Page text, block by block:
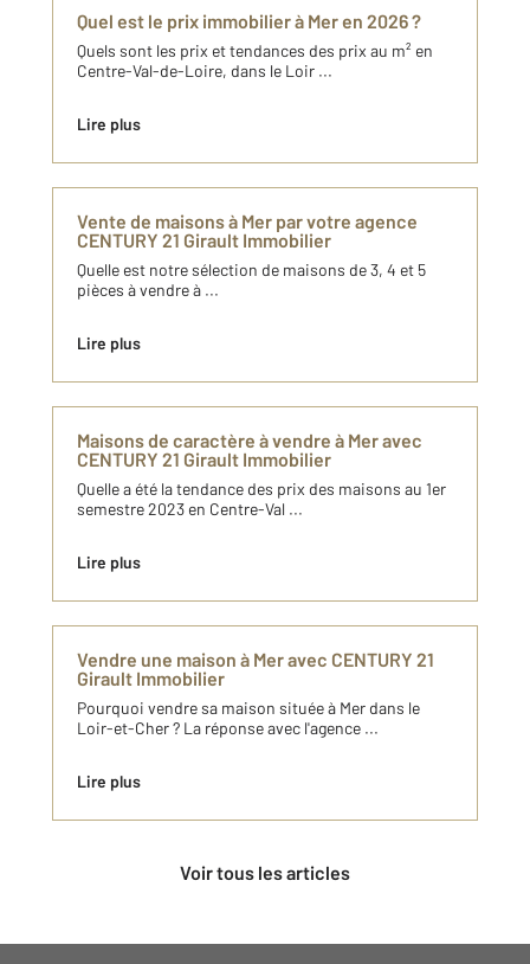
Quel est le prix immobilier à Mer en 2026 ?
Quels sont les prix et tendances des prix au m² en
Centre-Val-de-Loire, dans le Loir ...
Lire plus
Vente de maisons à Mer par votre agence
CENTURY 21 Girault Immobilier
Quelle est notre sélection de maisons de 3, 4 et 5
pièces à vendre à ...
Lire plus
Maisons de caractère à vendre à Mer avec
CENTURY 21 Girault Immobilier
Quelle a été la tendance des prix des maisons au 1er
semestre 2023 en Centre-Val ...
Lire plus
Vendre une maison à Mer avec CENTURY 21
Girault Immobilier
Pourquoi vendre sa maison située à Mer dans le
Loir-et-Cher ? La réponse avec l'agence ...
Lire plus
Voir tous les articles